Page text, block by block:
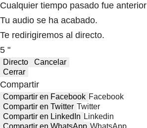
Cualquier tiempo pasado fue anterior
Tu audio se ha acabado.
Te redirigiremos al directo.
5 "
Directo
Cancelar
Cerrar
Compartir
Compartir en Facebook Facebook
Compartir en Twitter Twitter
Compartir en LinkedIn Linkedin